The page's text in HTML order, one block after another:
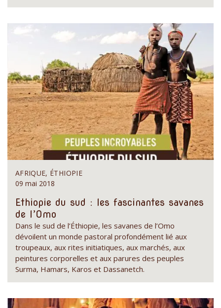
AFRIQUE, ÉTHIOPIE
09 mai 2018
Ethiopie du sud : les fascinantes savanes
de l’Omo
Dans le sud de l’Éthiopie, les savanes de l’Omo
dévoilent un monde pastoral profondément lié aux
troupeaux, aux rites initiatiques, aux marchés, aux
peintures corporelles et aux parures des peuples
Surma, Hamars, Karos et Dassanetch.